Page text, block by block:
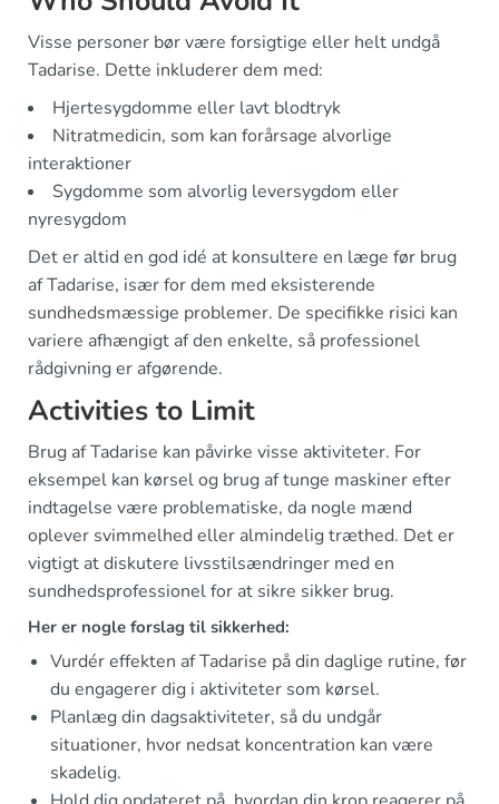
Visse personer bør være forsigtige eller helt undgå
Tadarise. Dette inkluderer dem med:
Hjertesygdomme eller lavt blodtryk
Nitratmedicin, som kan forårsage alvorlige
interaktioner
Sygdomme som alvorlig leversygdom eller
nyresygdom
Det er altid en god idé at konsultere en læge før brug
af Tadarise, især for dem med eksisterende
sundhedsmæssige problemer. De specifikke risici kan
variere afhængigt af den enkelte, så professionel
rådgivning er afgørende.
Activities to Limit
Brug af Tadarise kan påvirke visse aktiviteter. For
eksempel kan kørsel og brug af tunge maskiner efter
indtagelse være problematiske, da nogle mænd
oplever svimmelhed eller almindelig træthed. Det er
vigtigt at diskutere livsstilsændringer med en
sundhedsprofessionel for at sikre sikker brug.
Her er nogle forslag til sikkerhed:
Vurdér effekten af Tadarise på din daglige rutine, før
du engagerer dig i aktiviteter som kørsel.
Planlæg din dagsaktiviteter, så du undgår
situationer, hvor nedsat koncentration kan være
skadelig.